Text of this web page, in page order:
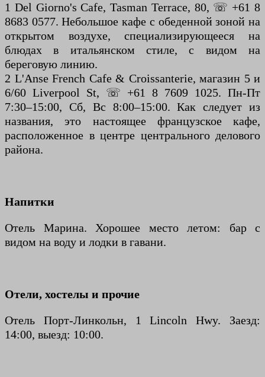
1 Del Giorno's Cafe, Tasman Terrace, 80, ☏ +61 8
8683 0577. Небольшое кафе с обеденной зоной на
открытом воздухе, специализирующееся на
блюдах в итальянском стиле, с видом на
береговую линию.
2 L'Anse French Cafe & Croissanterie, магазин 5 и
6/60 Liverpool St, ☏ +61 8 7609 1025. Пн-Пт
7:30–15:00, Сб, Вс 8:00–15:00. Как следует из
названия, это настоящее французское кафе,
расположенное в центре центрального делового
района.
Напитки
Отель Марина. Хорошее место летом: бар с
видом на воду и лодки в гавани.
Отели, хостелы и прочие
Отель Порт-Линкольн, 1 Lincoln Hwy. Заезд:
14:00, выезд: 10:00.